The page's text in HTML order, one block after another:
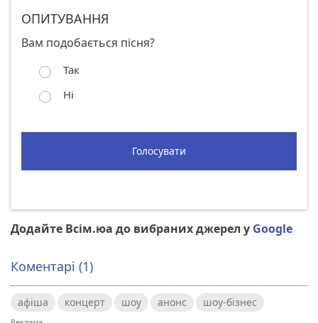
ОПИТУВАННЯ
Вам подобається пісня?
Так
Ні
Голосувати
Додайте Всім.юа до вибраних джерел у Google
Коментарі (1)
афіша концерт шоу анонс шоу-бізнес